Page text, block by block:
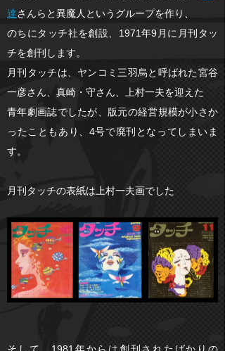
達さんらと異魔人というグループを作り、
のちにタッチ社を創設、1971年9月に月刊タッ
チを創刊します。
月刊タッチは、ヤンコミ三羽烏と呼ばれた宮谷
一彦さん、真崎・守さん、上村一夫を迎えた
青年劇画誌でしたが、版元の経営規模が小さか
ったこともあり、4号で廃刊となってしまいま
す。
月刊タッチの表紙は上村一夫画でした